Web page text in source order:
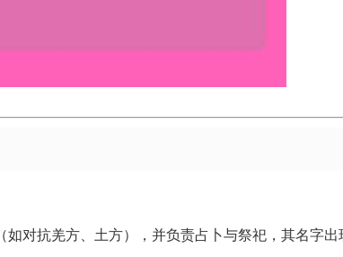
如对抗羌方、土方），并负责占卜与祭祀，其名字出